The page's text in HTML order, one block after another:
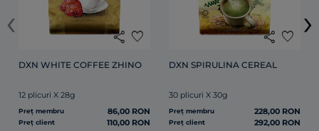
share favorite
DXN WHITE COFFEE ZHINO
12 plicuri X 28g
Preț membru 86,00 RON
Preț client 110,00 RON
share favorite
DXN SPIRULINA CEREAL
30 plicuri X 30g
Preț membru 228,00 RON
Preț client 292,00 RON
‹ ›